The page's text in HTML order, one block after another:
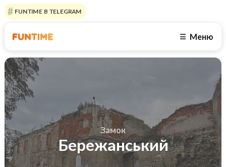
FUNTIME В TELEGRAM
☰ Меню
Замок
Бережанський